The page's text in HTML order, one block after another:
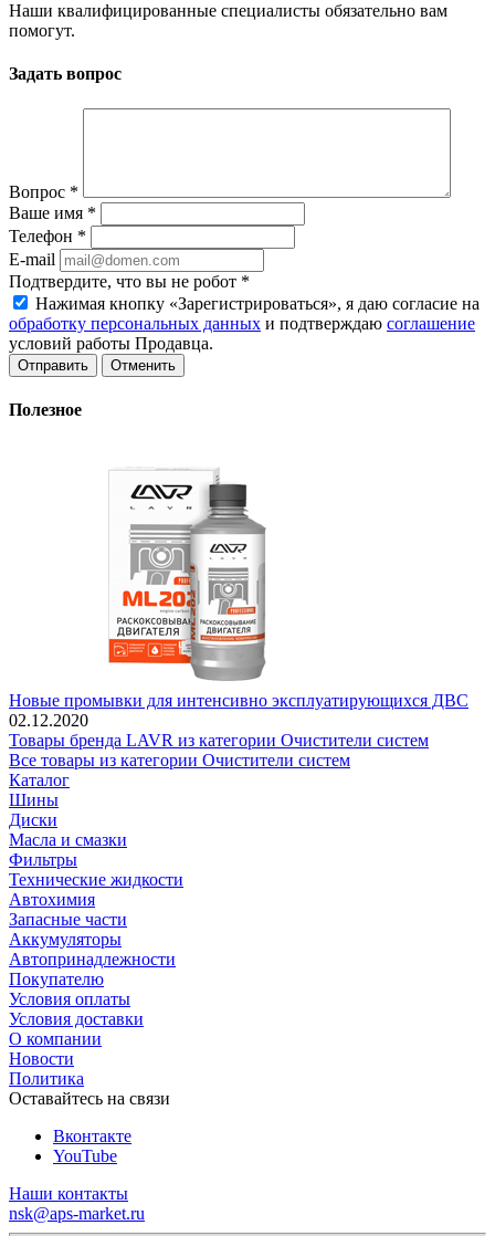
Наши квалифицированные специалисты обязательно вам
помогут.
Задать вопрос
Вопрос *
Ваше имя *
Телефон *
E-mail
Подтвердите, что вы не робот *
Нажимая кнопку «Зарегистрироваться», я даю согласие на
обработку персональных данных и подтверждаю соглашение
условий работы Продавца.
Отменить
Полезное
Новые промывки для интенсивно эксплуатирующихся ДВС
02.12.2020
Товары бренда LAVR из категории Очистители систем
Все товары из категории Очистители систем
Каталог
Шины
Диски
Масла и смазки
Фильтры
Технические жидкости
Автохимия
Запасные части
Аккумуляторы
Автопринадлежности
Покупателю
Условия оплаты
Условия доставки
О компании
Новости
Политика
Оставайтесь на связи
Вконтакте
YouTube
Наши контакты
nsk@aps-market.ru